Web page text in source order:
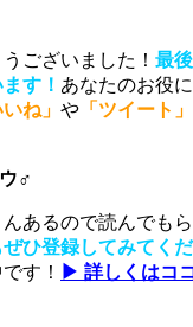
ございました！ 最
す！ あなたのお役
いね」 や 「ツイート」
♂
あるので読んでも
ひ登録してみてくだ
す！
▶ 詳しくはコ